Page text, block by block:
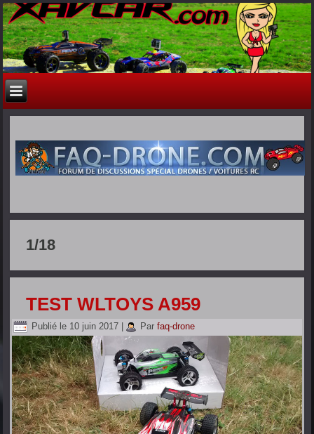
1/18
TEST WLTOYS A959
Publié le 10 juin 2017 Par faq-drone